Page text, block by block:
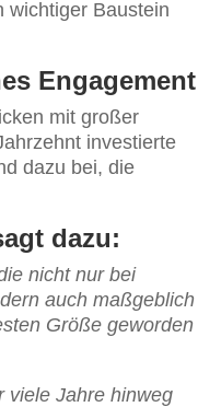
wichtiger Baustein
Engagement
mit großer
investierte
dazu bei, die
dazu:
nicht nur bei
auch maßgeblich
Größe geworden
viele Jahre hinweg